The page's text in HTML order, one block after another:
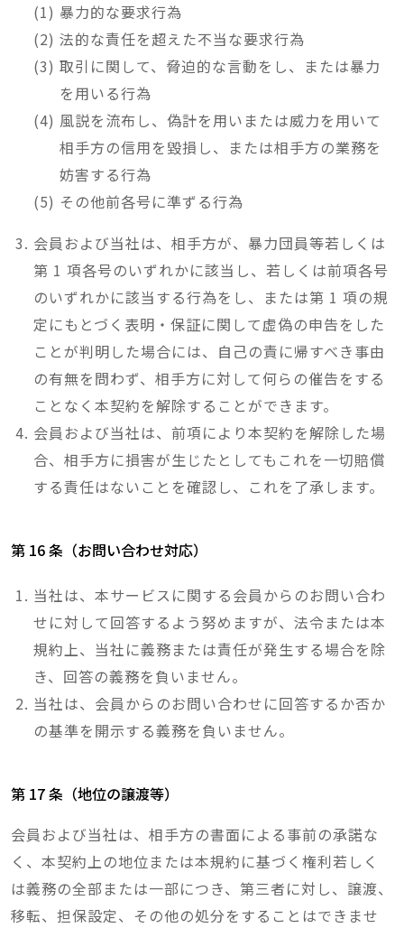
暴力的な要求行為
法的な責任を超えた不当な要求行為
取引に関して、脅迫的な言動をし、または暴力
を用いる行為
風説を流布し、偽計を用いまたは威力を用いて
相手方の信用を毀損し、または相手方の業務を
妨害する行為
その他前各号に準ずる行為
会員および当社は、相手方が、暴力団員等若しくは
第 1 項各号のいずれかに該当し、若しくは前項各号
のいずれかに該当する行為をし、または第 1 項の規
定にもとづく表明・保証に関して虚偽の申告をした
ことが判明した場合には、自己の責に帰すべき事由
の有無を問わず、相手方に対して何らの催告をする
ことなく本契約を解除することができます。
会員および当社は、前項により本契約を解除した場
合、相手方に損害が生じたとしてもこれを一切賠償
する責任はないことを確認し、これを了承します。
第 16 条（お問い合わせ対応）
当社は、本サービスに関する会員からのお問い合わ
せに対して回答するよう努めますが、法令または本
規約上、当社に義務または責任が発生する場合を除
き、回答の義務を負いません。
当社は、会員からのお問い合わせに回答するか否か
の基準を開示する義務を負いません。
第 17 条（地位の譲渡等）
会員および当社は、相手方の書面による事前の承諾な
く、本契約上の地位または本規約に基づく権利若しく
は義務の全部または一部につき、第三者に対し、譲渡、
移転、担保設定、その他の処分をすることはできませ